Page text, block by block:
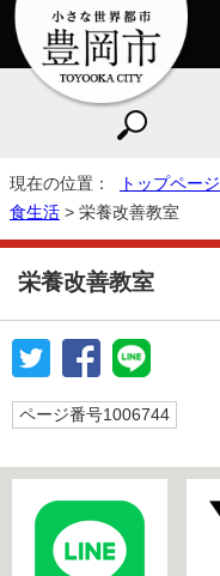
現在の位置： トップページ
食生活 > 栄養改善教室
栄養改善教室
ページ番号1006744